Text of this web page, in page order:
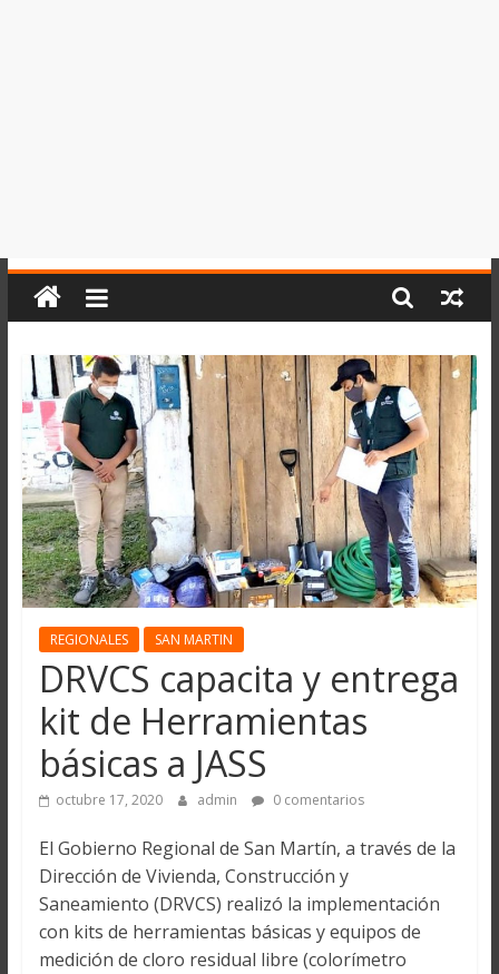
REGIONALES SAN MARTIN
DRVCS capacita y entrega
kit de Herramientas
básicas a JASS
octubre 17, 2020 admin 0 comentarios
El Gobierno Regional de San Martín, a través de la
Dirección de Vivienda, Construcción y
Saneamiento (DRVCS) realizó la implementación
con kits de herramientas básicas y equipos de
medición de cloro residual libre (colorímetro